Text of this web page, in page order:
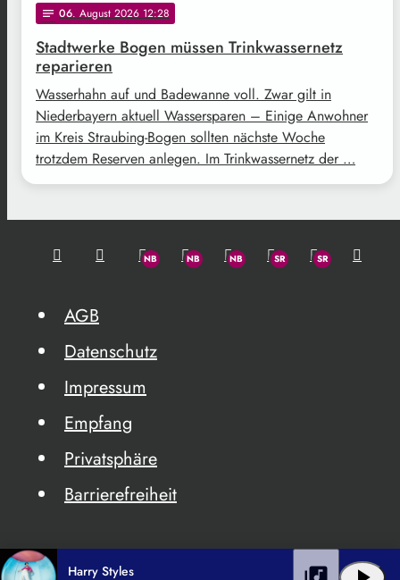
notes 06. August 2026 12:28
Stadtwerke Bogen müssen Trinkwassernetz
reparieren
Wasserhahn auf und Badewanne voll. Zwar gilt in
Niederbayern aktuell Wassersparen – Einige Anwohner
im Kreis Straubing-Bogen sollten nächste Woche
trotzdem Reserven anlegen. Im Trinkwassernetz der …
AGB
Datenschutz
Impressum
Empfang
Privatsphäre
Barrierefreiheit
Harry Styles